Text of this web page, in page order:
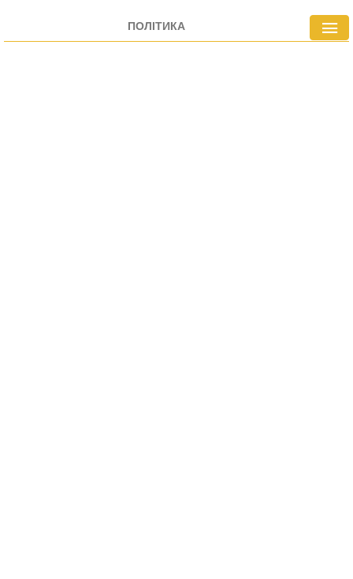
активно розмножуються бактерії та грибки, які
стають причиною різних неприємних ароматів.
ПОЛІТИКА